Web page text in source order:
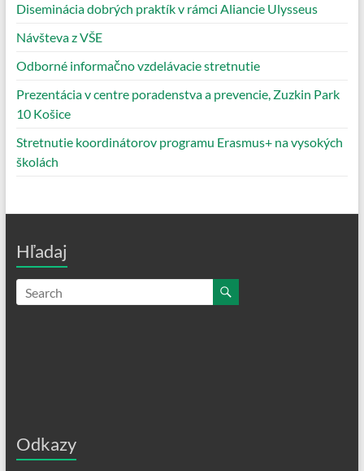
Diseminácia dobrých praktík v rámci Aliancie Ulysseus
Návšteva z VŠE
Odborné informačno vzdelávacie stretnutie
Prezentácia v centre poradenstva a prevencie, Zuzkin Park
10 Košice
Stretnutie koordinátorov programu Erasmus+ na vysokých
školách
Hľadaj
Odkazy